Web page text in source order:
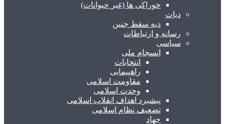
خوراکی ها (غیر حیوانات)
دیات
دیه سقط جنین
رسانه و ارتباطات
سیاسی
انسجام ملی
انتخابات
راهپیمایی
مقاومت اسلامی
وحدت اسلامی
پیشبرد اهداف انقلاب اسلامی
تضعیف نظام اسلامی
جهاد